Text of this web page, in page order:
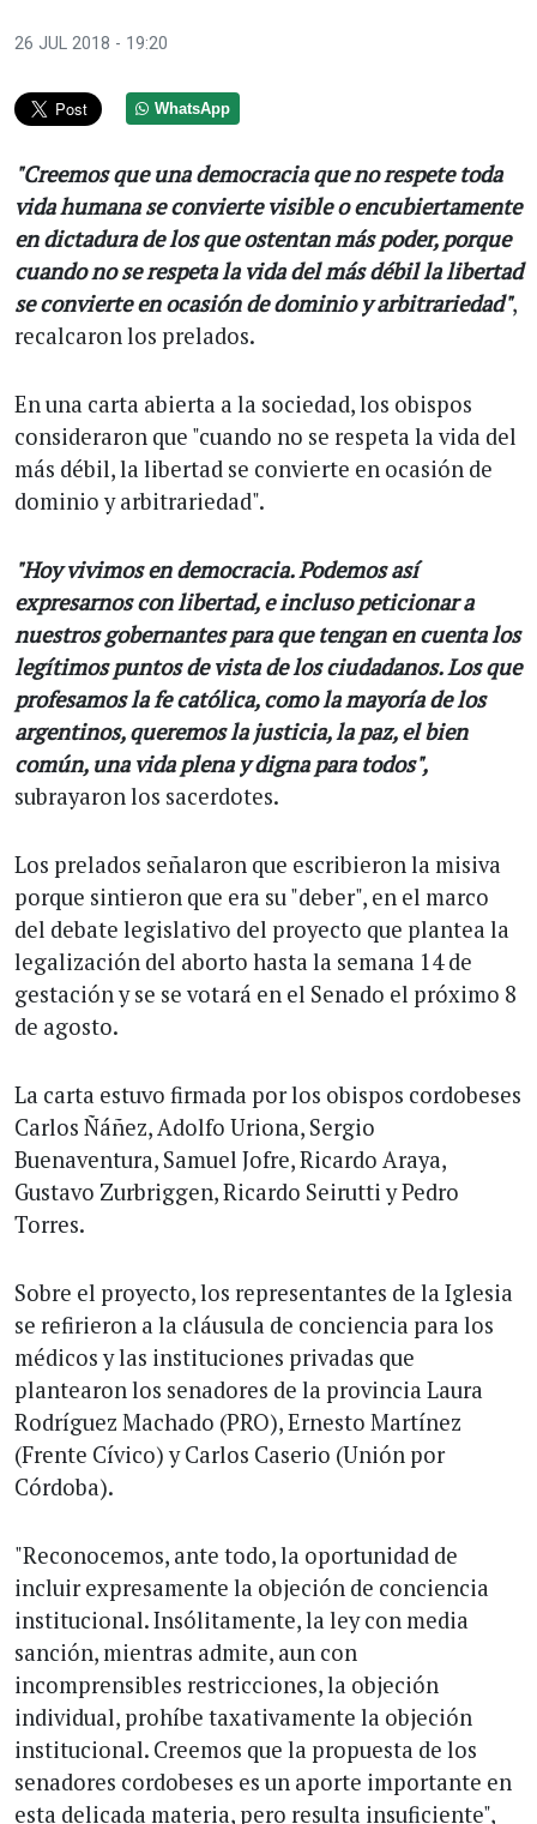
26 JUL 2018 - 19:20
WhatsApp
"Creemos que una democracia que no respete toda
vida humana se convierte visible o encubiertamente
en dictadura de los que ostentan más poder, porque
cuando no se respeta la vida del más débil la libertad
se convierte en ocasión de dominio y arbitrariedad",
recalcaron los prelados.
En una carta abierta a la sociedad, los obispos
consideraron que "cuando no se respeta la vida del
más débil, la libertad se convierte en ocasión de
dominio y arbitrariedad".
"Hoy vivimos en democracia. Podemos así
expresarnos con libertad, e incluso peticionar a
nuestros gobernantes para que tengan en cuenta los
legítimos puntos de vista de los ciudadanos. Los que
profesamos la fe católica, como la mayoría de los
argentinos, queremos la justicia, la paz, el bien
común, una vida plena y digna para todos",
subrayaron los sacerdotes.
Los prelados señalaron que escribieron la misiva
porque sintieron que era su "deber", en el marco
del debate legislativo del proyecto que plantea la
legalización del aborto hasta la semana 14 de
gestación y se se votará en el Senado el próximo 8
de agosto.
La carta estuvo firmada por los obispos cordobeses
Carlos Ñáñez, Adolfo Uriona, Sergio
Buenaventura, Samuel Jofre, Ricardo Araya,
Gustavo Zurbriggen, Ricardo Seirutti y Pedro
Torres.
Sobre el proyecto, los representantes de la Iglesia
se refirieron a la cláusula de conciencia para los
médicos y las instituciones privadas que
plantearon los senadores de la provincia Laura
Rodríguez Machado (PRO), Ernesto Martínez
(Frente Cívico) y Carlos Caserio (Unión por
Córdoba).
"Reconocemos, ante todo, la oportunidad de
incluir expresamente la objeción de conciencia
institucional. Insólitamente, la ley con media
sanción, mientras admite, aun con
incomprensibles restricciones, la objeción
individual, prohíbe taxativamente la objeción
institucional. Creemos que la propuesta de los
senadores cordobeses es un aporte importante en
esta delicada materia, pero resulta insuficiente",